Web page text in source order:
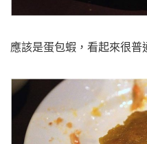
應該是蛋包蝦，看起來很普